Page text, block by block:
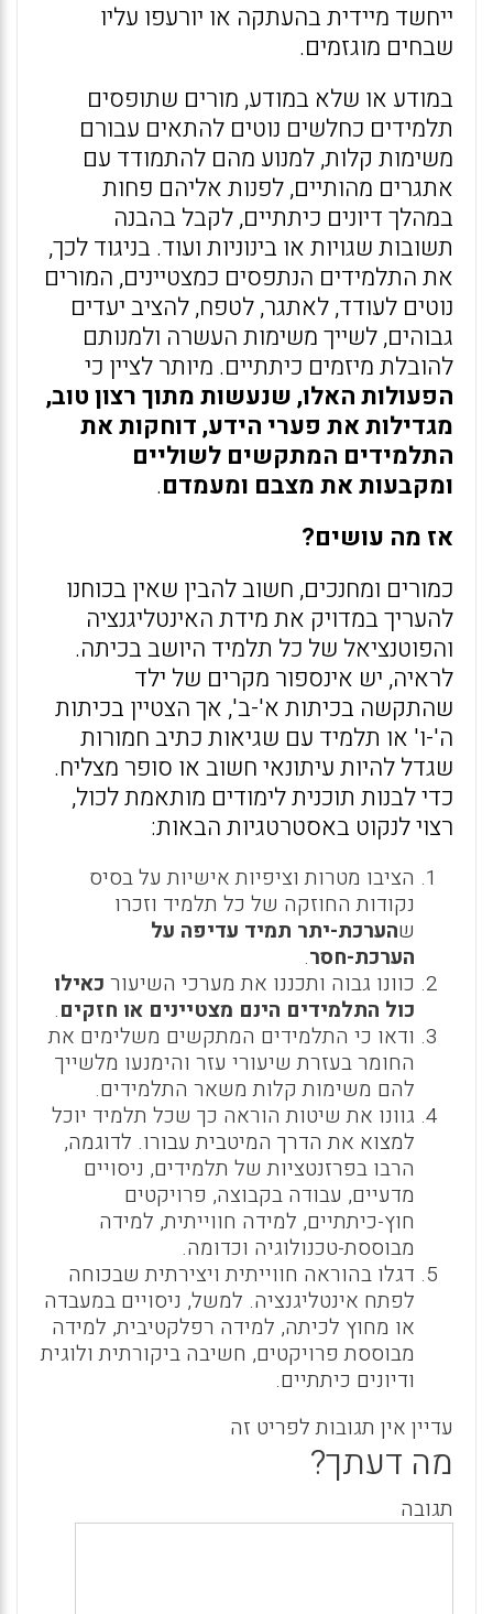
ייחשד מיידית בהעתקה או יורעפו עליו
שבחים מוגזמים.
במודע או שלא במודע, מורים שתופסים
תלמידים כחלשים נוטים להתאים עבורם
משימות קלות, למנוע מהם להתמודד עם
אתגרים מהותיים, לפנות אליהם פחות
במהלך דיונים כיתתיים, לקבל בהבנה
תשובות שגויות או בינוניות ועוד. בניגוד לכך,
את התלמידים הנתפסים כמצטיינים, המורים
נוטים לעודד, לאתגר, לטפח, להציב יעדים
גבוהים, לשייך משימות העשרה ולמנותם
להובלת מיזמים כיתתיים. מיותר לציין כי
הפעולות האלו, שנעשות מתוך רצון טוב,
מגדילות את פערי הידע, דוחקות את
התלמידים המתקשים לשוליים
ומקבעות את מצבם ומעמדם.
אז מה עושים?
כמורים ומחנכים, חשוב להבין שאין בכוחנו
להעריך במדויק את מידת האינטליגנציה
והפוטנציאל של כל תלמיד היושב בכיתה.
לראיה, יש אינספור מקרים של ילד
שהתקשה בכיתות א'-ב', אך הצטיין בכיתות
ה'-ו' או תלמיד עם שגיאות כתיב חמורות
שגדל להיות עיתונאי חשוב או סופר מצליח.
כדי לבנות תוכנית לימודים מותאמת לכול,
רצוי לנקוט באסטרטגיות הבאות:
הציבו מטרות וציפיות אישיות על בסיס
נקודות החוזקה של כל תלמיד וזכרו
שהערכת-יתר תמיד עדיפה על
הערכת-חסר.
כוונו גבוה ותכננו את מערכי השיעור כאילו
כול התלמידים הינם מצטיינים או חזקים.
ודאו כי התלמידים המתקשים משלימים את
החומר בעזרת שיעורי עזר והימנעו מלשייך
להם משימות קלות משאר התלמידים.
גוונו את שיטות הוראה כך שכל תלמיד יוכל
למצוא את הדרך המיטבית עבורו. לדוגמה,
הרבו בפרזנטציות של תלמידים, ניסויים
מדעיים, עבודה בקבוצה, פרויקטים
חוץ-כיתתיים, למידה חווייתית, למידה
מבוססת-טכנולוגיה וכדומה.
דגלו בהוראה חווייתית ויצירתית שבכוחה
לפתח אינטליגנציה. למשל, ניסויים במעבדה
או מחוץ לכיתה, למידה רפלקטיבית, למידה
מבוססת פרויקטים, חשיבה ביקורתית ולוגית
ודיונים כיתתיים.
עדיין אין תגובות לפריט זה
מה דעתך?
תגובה